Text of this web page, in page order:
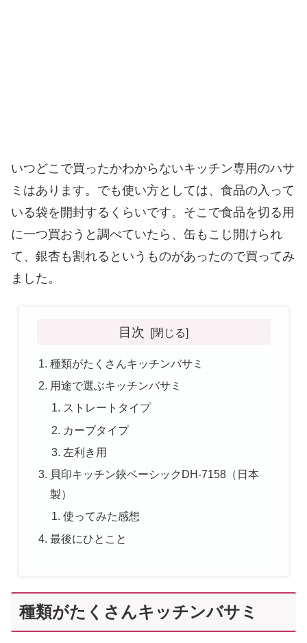
いつどこで買ったかわからないキッチン専用のハサ
ミはあります。でも使い方としては、食品の入って
いる袋を開封するくらいです。そこで食品を切る用
に一つ買おうと調べていたら、缶もこじ開けられ
て、銀杏も割れるというものがあったので買ってみ
ました。
目次
種類がたくさんキッチンバサミ
用途で選ぶキッチンバサミ
ストレートタイプ
カーブタイプ
左利き用
貝印キッチン鋏ベーシックDH-7158（日本
製）
使ってみた感想
最後にひとこと
種類がたくさんキッチンバサミ